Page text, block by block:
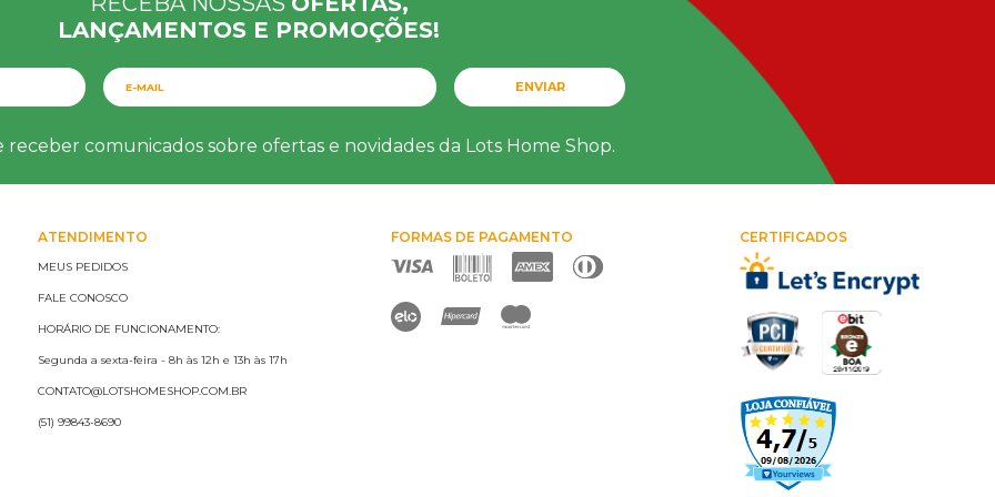
LANÇAMENTOS E PROMOÇÕES!
receber comunicados sobre ofertas e novidades da Lots Home Shop.
ENVIAR
ATENDIMENTO
MEUS PEDIDOS
FALE CONOSCO
HORÁRIO DE FUNCIONAMENTO:
Segunda a sexta-feira - 8h às 12h e 13h às 17h
CONTATO@LOTSHOMESHOP.COM.BR
(51) 99843-8690
FORMAS DE PAGAMENTO CERTIFICADOS